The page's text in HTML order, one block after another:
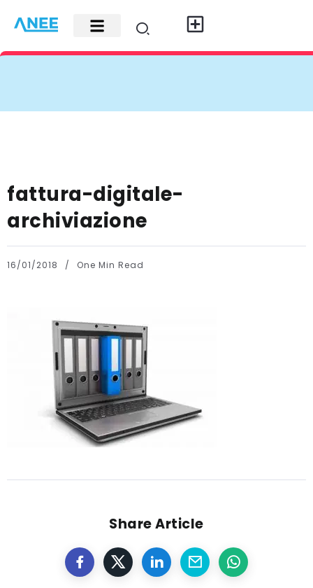
fattura-digitale-
archiviazione
16/01/2018 One Min Read
Share Article